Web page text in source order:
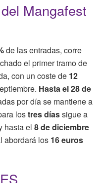
Mangafest
de las entradas, corre
el primer tramo de
con un coste de 12
Hasta el 28 de
por día se mantiene a
lostres díassigue a
hasta el 8 de diciembre
abordará los 16 euros